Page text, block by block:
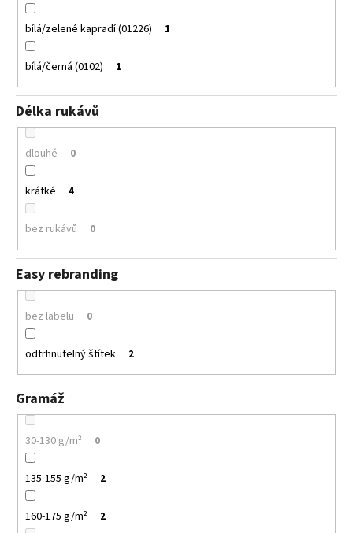
bílá/zelené kapradí (01226) 1
bílá/černá (0102) 1
Délka rukávů
dlouhé 0
krátké 4
bez rukávů 0
Easy rebranding
bez labelu 0
odtrhnutelný štítek 2
Gramáž
30-130 g/m² 0
135-155 g/m² 2
160-175 g/m² 2